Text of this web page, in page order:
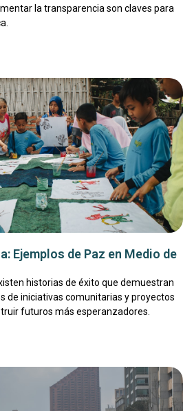
la transparencia son claves para
Ejemplos de Paz en Medio de
historias de éxito que demuestran
de iniciativas comunitarias y proyectos
futuros más esperanzadores.